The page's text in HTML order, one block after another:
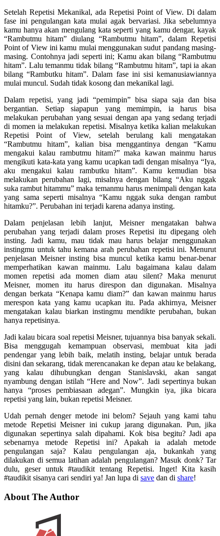
Setelah Repetisi Mekanikal, ada Repetisi Point of View. Di dalam
fase ini pengulangan kata mulai agak bervariasi. Jika sebelumnya
kamu hanya akan mengulang kata seperti yang kamu dengar, kayak
“Rambutmu hitam” diulang “Rambutmu hitam”, dalam Repetisi
Point of View ini kamu mulai menggunakan sudut pandang masing-
masing. Contohnya jadi seperti ini; Kamu akan bilang “Rambutmu
hitam”. Lalu temanmu tidak bilang “Rambutmu hitam”, tapi ia akan
bilang “Rambutku hitam”. Dalam fase ini sisi kemanusiawiannya
mulai muncul. Sudah tidak kosong dan mekanikal lagi.
Dalam repetisi, yang jadi “pemimpin” bisa siapa saja dan bisa
bergantian. Setiap siapapun yang memimpin, ia harus bisa
melakukan perubahan yang sesuai dengan apa yang sedang terjadi
di momen ia melakukan repetisi. Misalnya ketika kalian melakukan
Repetisi Point of View, setelah berulang kali mengatakan
“Rambutmu hitam”, kalian bisa menggantinya dengan “Kamu
mengakui kalau rambutmu hitam?” maka kawan mainmu harus
mengikuti kata-kata yang kamu ucapkan tadi dengan misalnya “Iya,
aku mengakui kalau rambutku hitam”. Kamu kemudian bisa
melakukan perubahan lagi, misalnya dengan bilang “Aku nggak
suka rambut hitammu” maka temanmu harus menimpali dengan kata
yang sama seperti misalnya “Kamu nggak suka dengan rambut
hitamku?”. Perubahan ini terjadi karena adanya insting.
Dalam penjelasan lebih lanjut, Meisner mengatakan bahwa
perubahan yang terjadi dalam proses Repetisi itu dipegang oleh
insting. Jadi kamu, mau tidak mau harus belajar menggunakan
instingmu untuk tahu kemana arah perubahan repetisi ini. Menurut
penjelasan Meisner insting bisa muncul ketika kamu benar-benar
memperhatikan kawan mainmu. Lalu bagaimana kalau dalam
momen repetisi ada momen diam atau silent? Maka menurut
Meisner, momen itu harus direspon dan digunakan. Misalnya
dengan berkata “Kenapa kamu diam?” dan kawan mainmu harus
merespon kata yang kamu ucapkan itu. Pada akhirnya, Meisner
mengatakan kalau biarkan instingmu mendikte perubahan, bukan
hanya repetisinya.
Jadi kalau bicara soal repetisi Meisner, tujuannya bisa banyak sekali.
Bisa menggugah kemampuan observasi, membuat kita jadi
pendengar yang lebih baik, melatih insting, belajar untuk berada
disini dan sekarang, tidak merencanakan ke depan atau ke belakang,
yang kalau dihubungkan dengan Stanislavski, akan sangat
nyambung dengan istilah “Here and Now”. Jadi sepertinya bukan
hanya “proses pembiasaan adegan”. Mungkin iya, jika bicara
repetisi yang lain, bukan repetisi Meisner.
Udah pernah denger metode ini belom? Sejauh yang kami tahu
metode Repetisi Meisner ini cukup jarang digunakan. Pun, jika
digunakan sepertinya salah dipahami. Kok bisa begitu? Jadi apa
sebenarnya metode Repetisi ini? Apakah ia adalah metode
pengulangan saja? Kalau pengulangan aja, bukankah yang
dilakukan di semua latihan adalah pengulangan? Masuk donk? Tar
dulu, geser untuk #taudikit tentang Repetisi. Inget! Kita kasih
#taudikit sisanya cari sendiri ya! Jan lupa di save dan di share!
About The Author